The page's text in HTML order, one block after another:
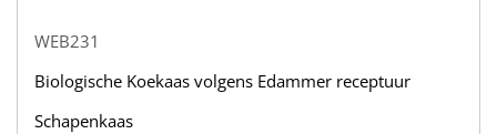
WEB231
Biologische Koekaas volgens Edammer receptuur
Schapenkaas